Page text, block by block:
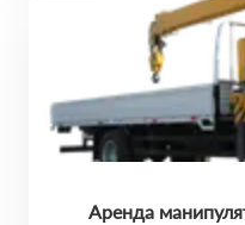
Аренда